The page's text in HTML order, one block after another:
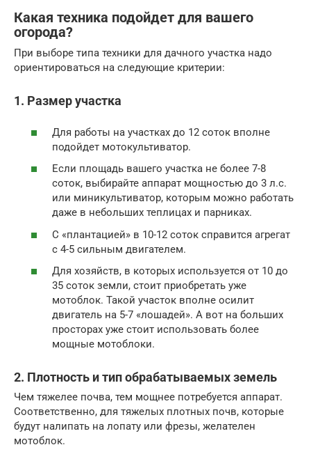
Какая техника подойдет для вашего
огорода?
При выборе типа техники для дачного участка надо
ориентироваться на следующие критерии:
1. Размер участка
Для работы на участках до 12 соток вполне
подойдет мотокультиватор.
Если площадь вашего участка не более 7-8
соток, выбирайте аппарат мощностью до 3 л.с.
или миникультиватор, которым можно работать
даже в небольших теплицах и парниках.
С «плантацией» в 10-12 соток справится агрегат
с 4-5 сильным двигателем.
Для хозяйств, в которых используется от 10 до
35 соток земли, стоит приобретать уже
мотоблок. Такой участок вполне осилит
двигатель на 5-7 «лошадей». А вот на больших
просторах уже стоит использовать более
мощные мотоблоки.
2. Плотность и тип обрабатываемых земель
Чем тяжелее почва, тем мощнее потребуется аппарат.
Соответственно, для тяжелых плотных почв, которые
будут налипать на лопату или фрезы, желателен
мотоблок.